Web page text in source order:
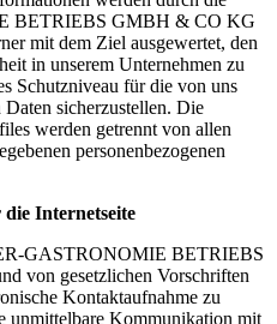
BETRIEBS GMBH & CO KG
mit dem Ziel ausgewertet, den
in unserem Unternehmen zu
Schutzniveau für die von uns
Daten sicherzustellen. Die
werden getrennt von allen
personenbezogenen
Internetseite
GASTRONOMIE BETRIEBS
von gesetzlichen Vorschriften
Kontaktaufnahme zu
unmittelbare Kommunikation mit